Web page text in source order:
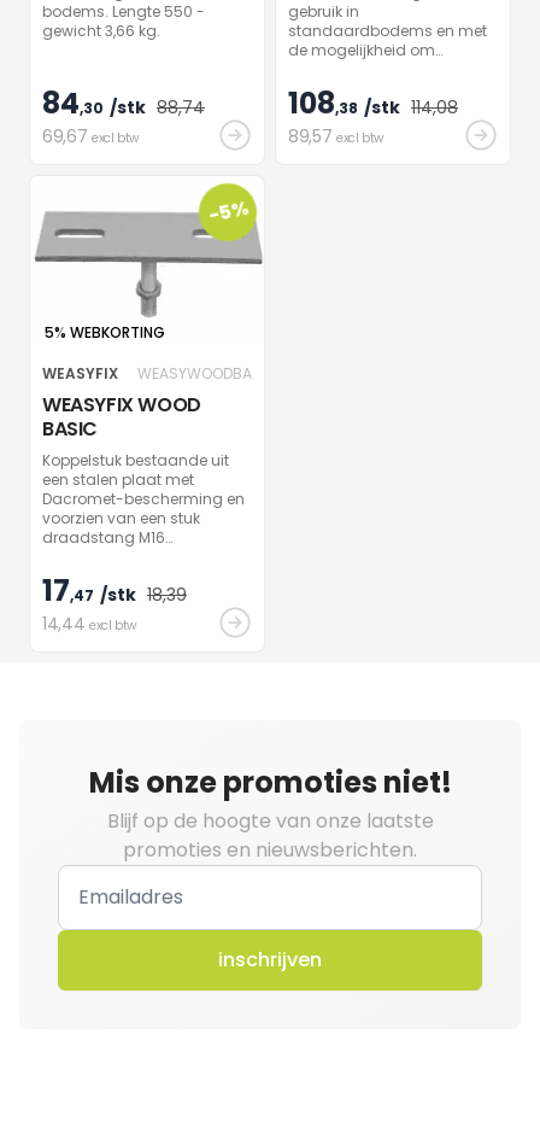
bodems. Lengte 550 -
gewicht 3,66 kg.
84,30 /stk 88,74
69,67 excl btw
gebruik in
standaardbodems en met
de mogelijkheid om
compenseren.
108,38 /stk 114,08
89,57 excl btw
-5%
5% WEBKORTING
WEASYFIX
WEASYWOODBA
WEASYFIX WOOD
BASIC
Koppelstuk bestaande uit
een stalen plaat met
Dacromet-bescherming en
voorzien van een stuk
draadstang M16
Schroefdraad M16 voor het
vastschroeven op de
Weasyfix
funderingsschroeven en of
17,47 /stk 18,39
14,44 excl btw
Mis onze promoties niet!
Blijf op de hoogte van onze laatste
promoties en nieuwsberichten.
inschrijven